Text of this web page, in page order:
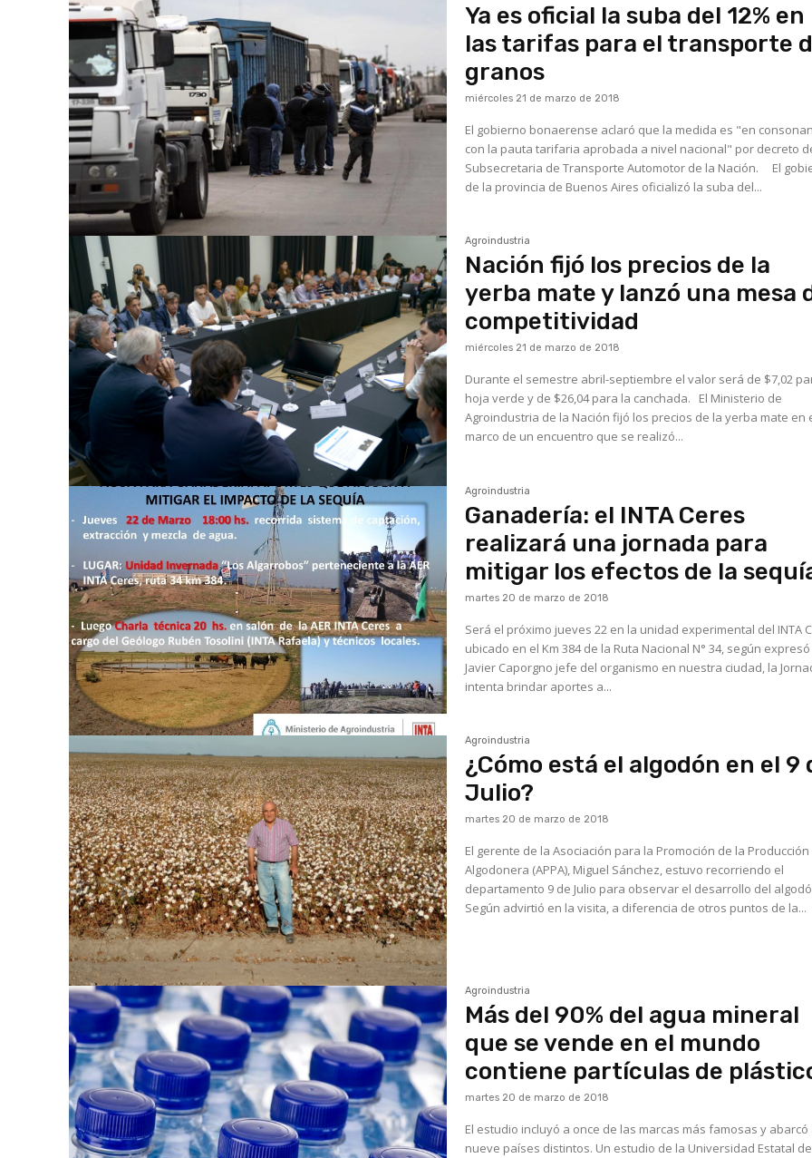
Ya es oficial la suba del 12% en
las tarifas para el transporte
granos
miércoles 21 de marzo de 2018
El gobierno bonaerense aclaró que la medida es "en
con la pauta tarifaria aprobada a nivel nacional" por decreto
Subsecretaria de Transporte Automotor de la Nación. El gobierno
de la provincia de Buenos Aires oficializó la suba del...
Agroindustria
Nación fijó los precios de la
yerba mate y lanzó una mesa
competitividad
miércoles 21 de marzo de 2018
Durante el semestre abril-septiembre el valor será de $7,02
hoja verde y de $26,04 para la canchada. El Ministerio de
Agroindustria de la Nación fijó los precios de la yerba mate en
marco de un encuentro que se realizó...
Agroindustria
Ganadería: el INTA Ceres
realizará una jornada para
mitigar los efectos de la
martes 20 de marzo de 2018
Será el próximo jueves 22 en la unidad experimental del INTA
ubicado en el Km 384 de la Ruta Nacional N° 34, según expresó
Javier Caporgno jefe del organismo en nuestra ciudad, la
intenta brindar aportes a...
Agroindustria
¿Cómo está el algodón en el 9
Julio?
martes 20 de marzo de 2018
El gerente de la Asociación para la Promoción de la Producción
Algodonera (APPA), Miguel Sánchez, estuvo recorriendo el
departamento 9 de Julio para observar el desarrollo del
Según advirtió en la visita, a diferencia de otros puntos de la...
Agroindustria
Más del 90% del agua mineral
que se vende en el mundo
contiene partículas de
martes 20 de marzo de 2018
El estudio incluyó a once de las marcas más famosas y abarcó
nueve países distintos. Un estudio de la Universidad Estatal de